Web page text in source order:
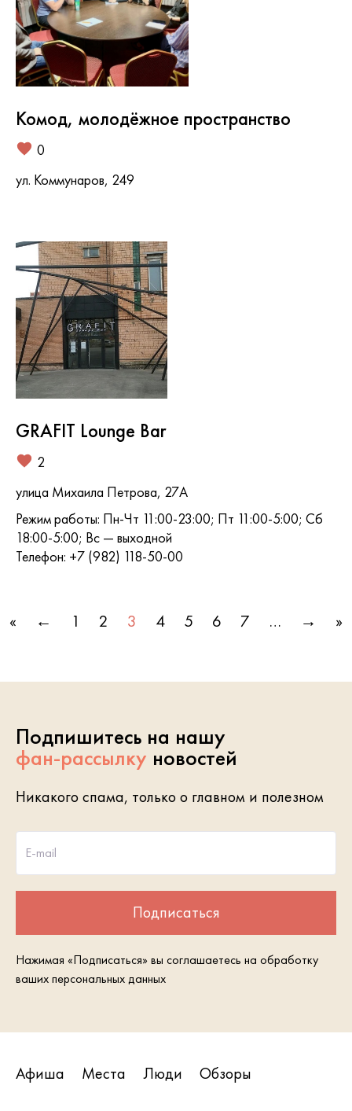
Комод, молодёжное пространство
0
ул. Коммунаров, 249
GRAFIT Lounge Bar
2
улица Михаила Петрова, 27А
Режим работы: Пн-Чт 11:00-23:00; Пт 11:00-5:00; Сб
18:00-5:00; Вс — выходной
Телефон: +7 (982) 118-50-00
« ← 1 2 3 4 5 6 7 … → »
Подпишитесь на нашу
фан-рассылку новостей
Никакого спама, только о главном и полезном
E-mail
Подписаться
Нажимая «Подписаться» вы соглашаетесь на обработку
ваших персональных данных
Афиша Места Люди Обзоры